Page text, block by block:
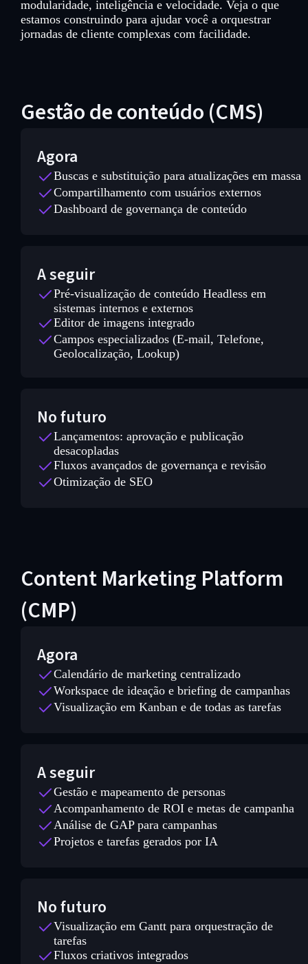
modularidade, inteligência e velocidade. Veja o que
estamos construindo para ajudar você a orquestrar
jornadas de cliente complexas com facilidade.
Gestão de conteúdo (CMS)
Agora
Buscas e substituição para atualizações em massa
Compartilhamento com usuários externos
Dashboard de governança de conteúdo
A seguir
Pré-visualização de conteúdo Headless em
sistemas internos e externos
Editor de imagens integrado
Campos especializados (E-mail, Telefone,
Geolocalização, Lookup)
No futuro
Lançamentos: aprovação e publicação
desacopladas
Fluxos avançados de governança e revisão
Otimização de SEO
Content Marketing Platform
(CMP)
Agora
Calendário de marketing centralizado
Workspace de ideação e briefing de campanhas
Visualização em Kanban e de todas as tarefas
A seguir
Gestão e mapeamento de personas
Acompanhamento de ROI e metas de campanha
Análise de GAP para campanhas
Projetos e tarefas gerados por IA
No futuro
Visualização em Gantt para orquestração de
tarefas
Fluxos criativos integrados